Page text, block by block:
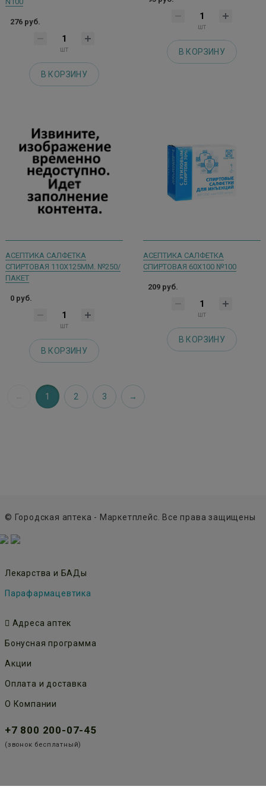
276 руб.
шт
В КОРЗИНУ
шт
В КОРЗИНУ
АСЕПТИКА САЛФЕТКА
СПИРТОВАЯ 110Х125ММ. №250/
ПАКЕТ
0 руб.
шт
В КОРЗИНУ
АСЕПТИКА САЛФЕТКА
СПИРТОВАЯ 60Х100 №100
209 руб.
шт
В КОРЗИНУ
1 2 3
© Городская аптека - Маркетплейс. Все права защищены
Лекарства и БАДы
Парафармацевтика
Адреса аптек
Бонусная программа
Акции
Оплата и доставка
О Компании
+7 800 200-07-45
(звонок бесплатный)